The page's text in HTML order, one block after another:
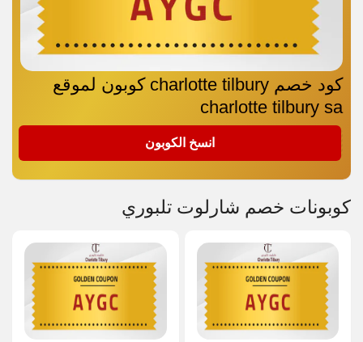
كود خصم charlotte tilbury كوبون لموقع
charlotte tilbury sa
انسخ الكوبون
كوبونات خصم شارلوت تلبوري